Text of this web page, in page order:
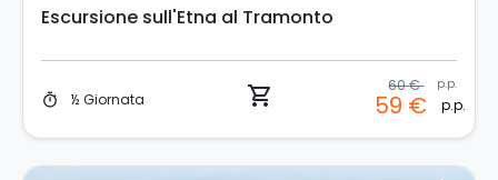
Escursione sull'Etna al Tramonto
timer ½ Giornata shopping_cart 60 € p.p.
59 € p.p.